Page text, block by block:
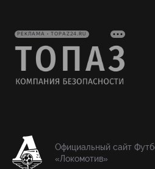
РЕКЛАМА • TOPAZ24.RU
Официальный сайт
«Локомотив»